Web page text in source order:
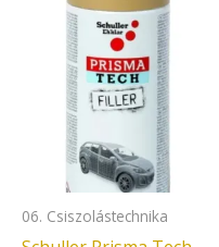
06. Csiszolástechnika